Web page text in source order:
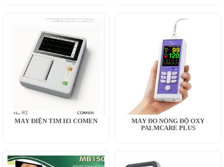
MÁY ĐIỆN TIM H3 COMEN
MÁY ĐO NỒNG ĐỘ OXY
PALMCARE PLUS